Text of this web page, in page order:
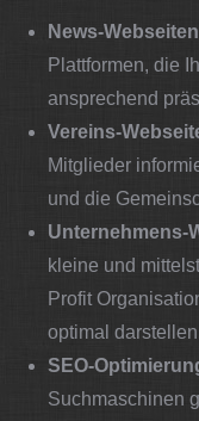
News-
Plattformen, die
ansprechend
Vereins-
Mitglieder
und die
Unternehmens-
kleine und
Profit
optimal
SEO-
Suchmaschinen